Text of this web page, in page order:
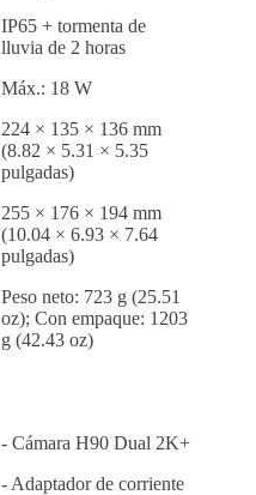
IP65 + tormenta de
lluvia de 2 horas
Máx.: 18 W
224 × 135 × 136 mm
(8.82 × 5.31 × 5.35
pulgadas)
255 × 176 × 194 mm
(10.04 × 6.93 × 7.64
pulgadas)
Peso neto: 723 g (25.51
oz); Con empaque: 1203
g (42.43 oz)
- Cámara H90 Dual 2K+
- Adaptador de corriente